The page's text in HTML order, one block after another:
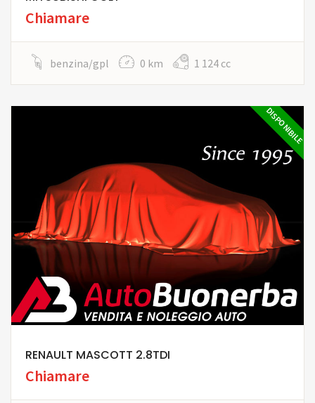
Chiamare
benzina/gpl 0 km 1 124 cc
DISPONIBILE
RENAULT MASCOTT 2.8TDI
Chiamare